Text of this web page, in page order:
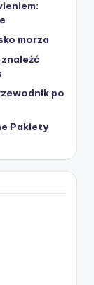
morza
po
Pakiety